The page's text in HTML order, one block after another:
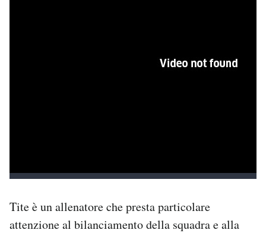
Tite è un allenatore che presta particolare
attenzione al bilanciamento della squadra e alla